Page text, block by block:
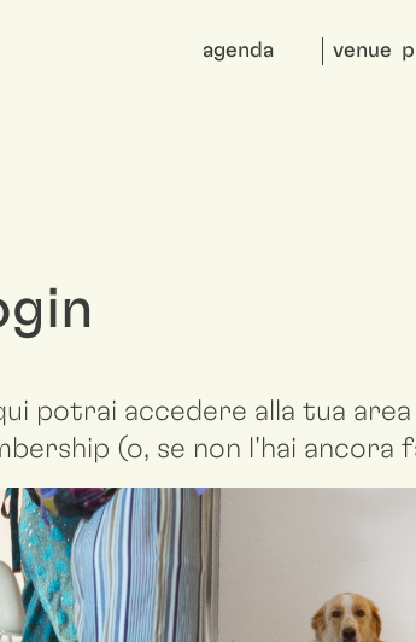
agenda venue
potrai accedere alla tua
(o, se non l'hai ancora